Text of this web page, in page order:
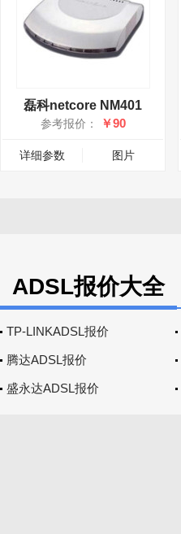
磊科netcore NM401
参考报价： ￥90
详细参数 图片
ADSL报价大全
TP-LINKADSL报价
腾达ADSL报价
盛永达ADSL报价